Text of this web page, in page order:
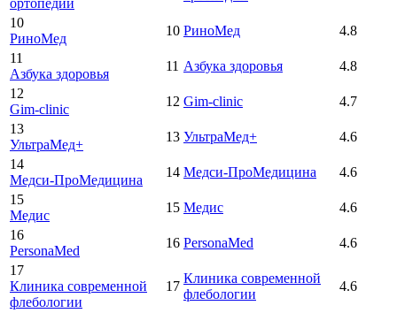
ортопедии
10
РиноМед
10 РиноМед
4.8
11
Азбука здоровья
11 Азбука здоровья
4.8
12
Gim-clinic
12 Gim-clinic
4.7
13
УльтраМед+
13 УльтраМед+
4.6
14
Медси-ПроМедицина
14 Медси-ПроМедицина
4.6
15
Медис
15 Медис
4.6
16
PersonaMed
16 PersonaMed
4.6
17
Клиника современной
флебологии
17
Клиника современной
флебологии
4.6